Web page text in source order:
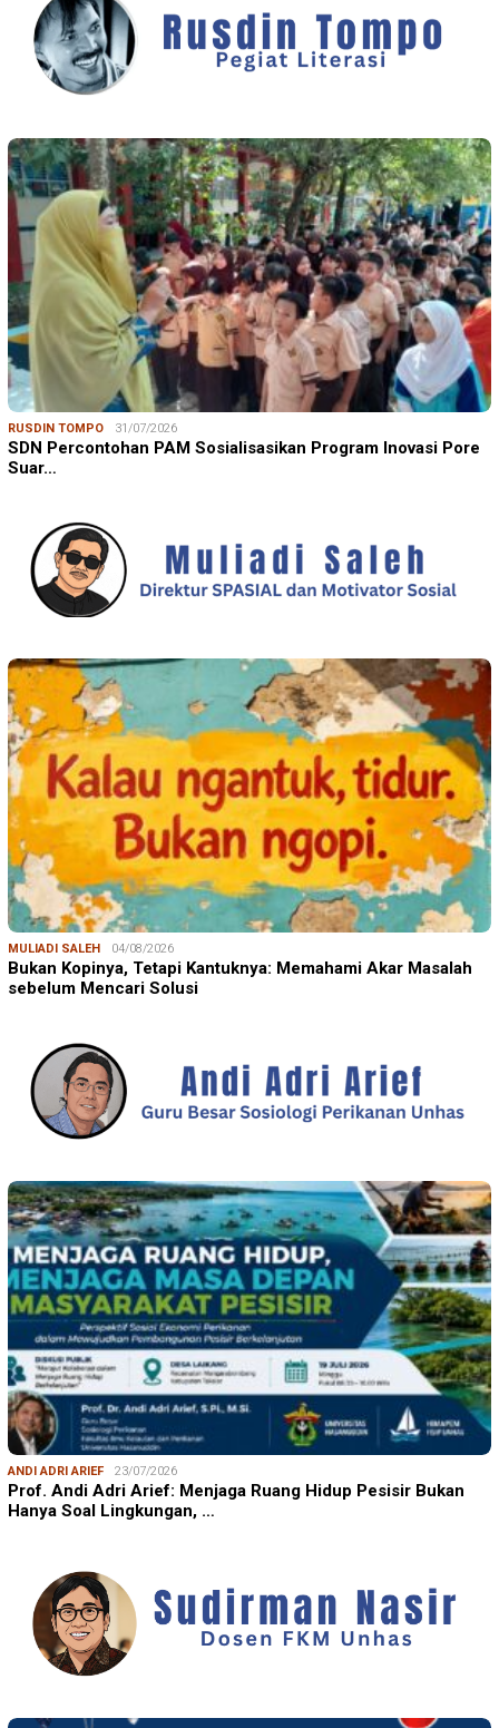
RUSDIN TOMPO 31/07/2026
SDN Percontohan PAM Sosialisasikan Program Inovasi Pore
Suar…
MULIADI SALEH 04/08/2026
Bukan Kopinya, Tetapi Kantuknya: Memahami Akar Masalah
sebelum Mencari Solusi
ANDI ADRI ARIEF 23/07/2026
Prof. Andi Adri Arief: Menjaga Ruang Hidup Pesisir Bukan
Hanya Soal Lingkungan, …